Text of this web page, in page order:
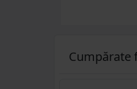
Cumpărate